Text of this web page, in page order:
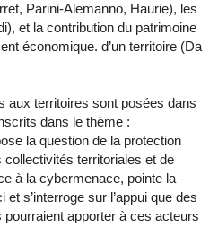
Parini-Alemanno, Haurie), les
et la contribution du patrimoine
économique. d’un territoire (Da
aux territoires sont posées dans
dans le thème :
la question de la protection
collectivités territoriales et de
à la cybermenace, pointe la
et s’interroge sur l’appui que des
pourraient apporter à ces acteurs